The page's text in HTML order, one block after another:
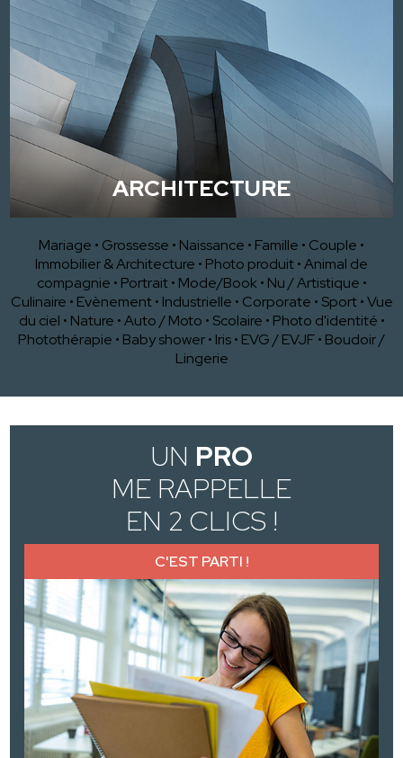
ARCHITECTURE
Mariage • Grossesse • Naissance • Famille • Couple •
Immobilier & Architecture • Photo produit•Animal de
compagnie • Portrait • Mode/Book • Nu / Artistique •
Culinaire • Evènement • Industrielle • Corporate • Sport •Vue
du ciel • Nature •Auto / Moto • Scolaire • Photo d'identité •
Photothérapie • Baby shower• Iris• EVG / EVJF• Boudoir /
Lingerie
UN PRO
ME RAPPELLE
EN 2 CLICS !
C'EST PARTI !